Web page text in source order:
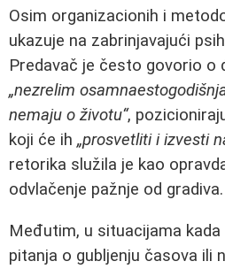
Osim organizacionih i
ukazuje na zabrinjavajući
Predavač je često govorio o
„nezrelim
nemaju o životu“,
koji će ih „prosvetliti i izvesti
retorika služila je kao
odvlačenje pažnje od gradiva.
Međutim, u situacijama
pitanja o gubljenju časova ili